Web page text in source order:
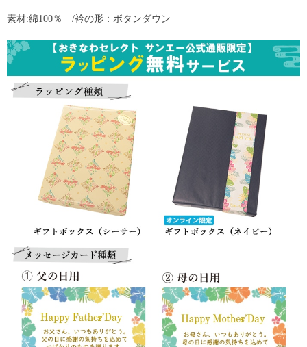
素材:綿100％ /衿の形：ボタンダウン